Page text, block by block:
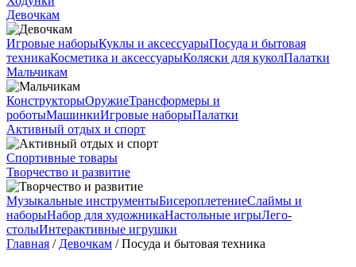
Девочкам
Игровые наборыКуклы и аксессуарыПосуда и бытовая
техникаКосметика и аксессуарыКоляски для куколПалатки
Мальчикам
КонструкторыОружиеТрансформеры и
роботыМашинкиИгровые наборыПалатки
Активный отдых и спорт
Спортивные товары
Творчество и развитие
Музыкальные инструментыБисероплетениеСлаймы и
наборыНабор для художникаНастольные игрыЛего-
столыИнтерактивные игрушки
Главная / Девочкам / Посуда и бытовая техника